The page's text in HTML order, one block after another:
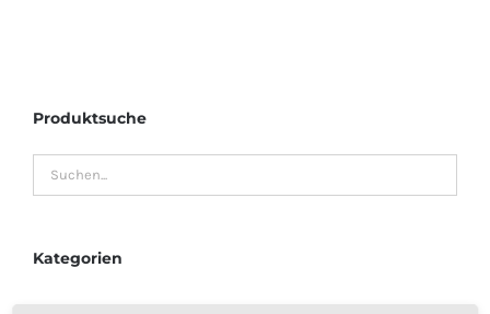
Produktsuche
Kategorien